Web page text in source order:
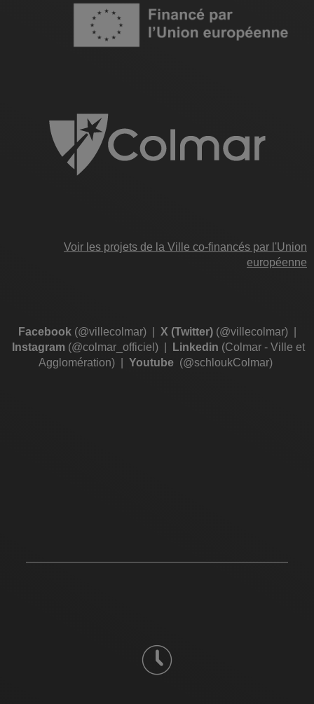
Image
Voir les projets de la Ville co-financés par l'Union
européenne
Facebook(@villecolmar)| X (Twitter)(@villecolmar)|
Instagram (@colmar_officiel) Linkedin (Colmar - Ville et
Agglomération)
Youtube (@schloukColmar)